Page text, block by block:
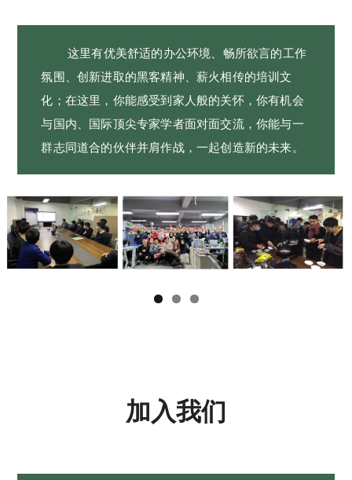
这里有优美舒适的办公环境、畅所欲言的工作
氛围、创新进取的黑客精神、薪火相传的培训文
化；在这里，你能感受到家人般的关怀，你有机会
与国内、国际顶尖专家学者面对面交流，你能与一
群志同道合的伙伴并肩作战，一起创造新的未来。
加入我们